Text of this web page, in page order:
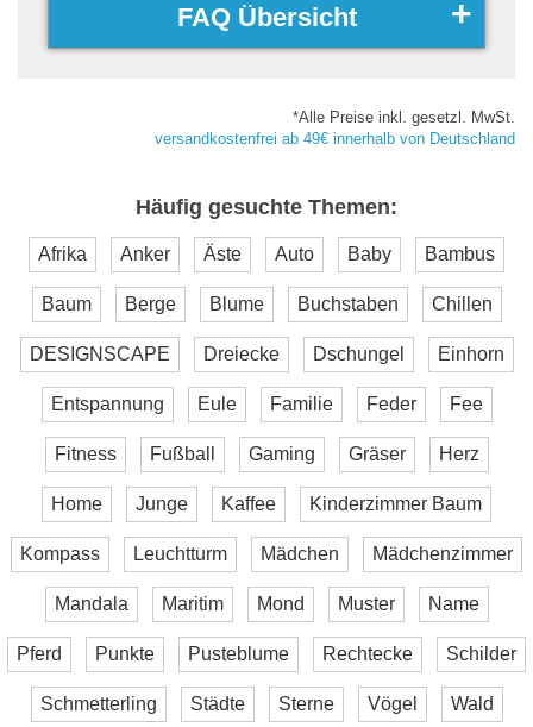
FAQ Übersicht
*Alle Preise inkl. gesetzl. MwSt.
versandkostenfrei ab 49€ innerhalb von Deutschland
Häufig gesuchte Themen:
Afrika Anker Äste Auto Baby Bambus
Baum Berge Blume Buchstaben Chillen
DESIGNSCAPE Dreiecke Dschungel Einhorn
Entspannung Eule Familie Feder Fee
Fitness Fußball Gaming Gräser Herz
Home Junge Kaffee Kinderzimmer Baum
Kompass Leuchtturm Mädchen Mädchenzimmer
Mandala Maritim Mond Muster Name
Pferd Punkte Pusteblume Rechtecke Schilder
Schmetterling Städte Sterne Vögel Wald